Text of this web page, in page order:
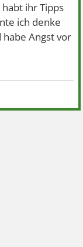
ihr Tipps
ich denke
Angst vor